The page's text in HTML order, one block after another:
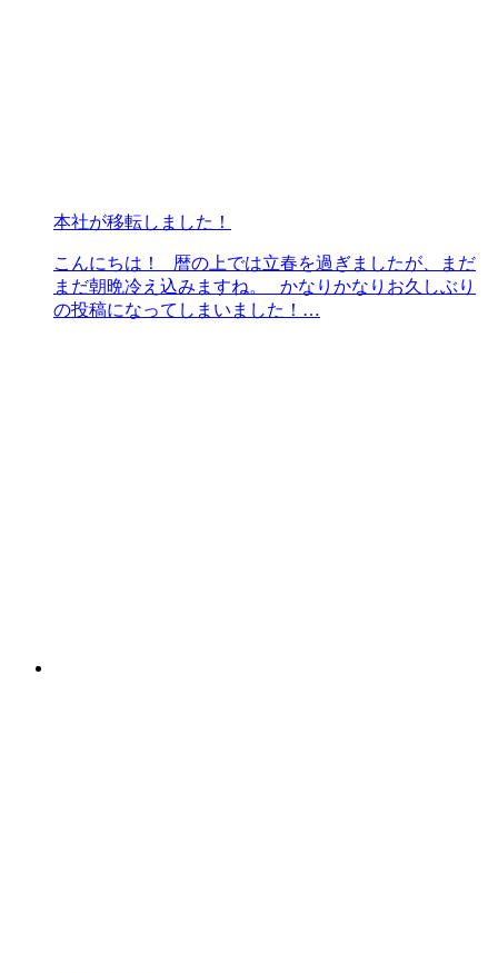
本社が移転しました！
こんにちは！ 暦の上では立春を過ぎましたが、まだ
まだ朝晩冷え込みますね。 かなりかなりお久しぶり
の投稿になってしまいました！…